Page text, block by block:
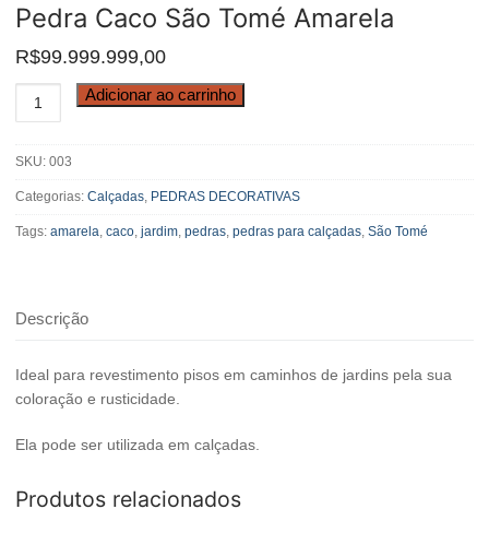
Pedra Caco São Tomé Amarela
R$99.999.999,00
Pedra
Caco
Tomé
Amarela
Adicionar ao carrinho
SKU: 003
Categorias: Calçadas, PEDRAS DECORATIVAS
Tags: amarela, caco, jardim, pedras, pedras para calçadas, São Tomé
Descrição
Ideal para revestimento pisos em caminhos de jardins pela sua
coloração e rusticidade.
Ela pode ser utilizada em calçadas.
Produtos relacionados